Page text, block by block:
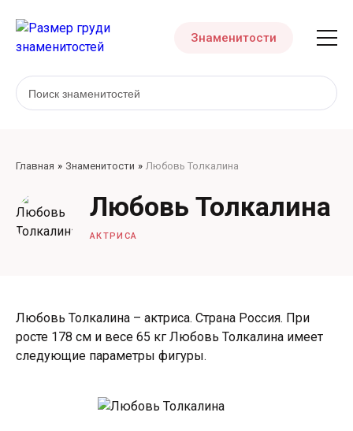
Знаменитости
Главная Знаменитости Любовь Толкалина
Любовь Толкалина
АКТРИСА
Любовь Толкалина – актриса. Страна Россия. При
росте 178 см и весе 65 кг Любовь Толкалина имеет
следующие параметры фигуры.